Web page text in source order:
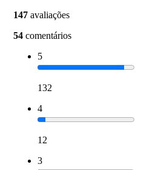
147 avaliações
54 comentários
5
132
4
12
3